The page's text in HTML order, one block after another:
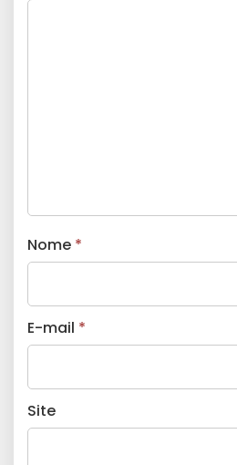
Nome *
E-mail *
Site